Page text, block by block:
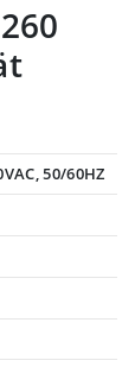
50/60HZ